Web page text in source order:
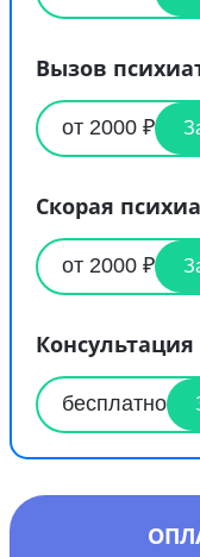
Вызов
от 2000 ₽
Скорая
от 2000 ₽
Консультация
бесплатно